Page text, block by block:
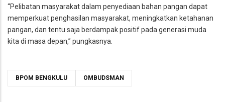
“Pelibatan masyarakat dalam penyediaan bahan pangan dapat
memperkuat penghasilan masyarakat, meningkatkan ketahanan
pangan, dan tentu saja berdampak positif pada generasi muda
kita di masa depan,” pungkasnya.
BPOM BENGKULU OMBUDSMAN